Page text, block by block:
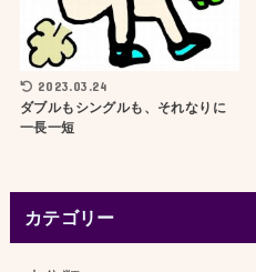
2023.03.24
ダブルもシングルも、それなりに
一長一短
カテゴリー